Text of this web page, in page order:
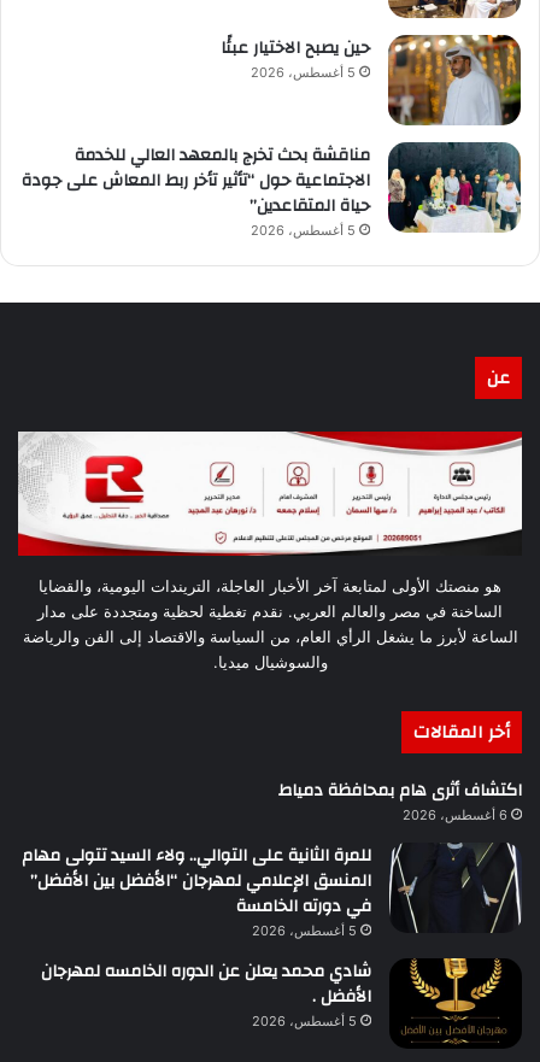
حين يصبح الاختيار عبئًا
5 أغسطس، 2026
مناقشة بحث تخرج بالمعهد العالي للخدمة
الاجتماعية حول “تأثير تأخر ربط المعاش على جودة
حياة المتقاعدين”
5 أغسطس، 2026
عن
هو منصتك الأولى لمتابعة آخر الأخبار العاجلة، التريندات اليومية، والقضايا
الساخنة في مصر والعالم العربي. نقدم تغطية لحظية ومتجددة على مدار
الساعة لأبرز ما يشغل الرأي العام، من السياسة والاقتصاد إلى الفن والرياضة
والسوشيال ميديا.
أخر المقالات
اكتشاف أثرى هام بمحافظة دمياط
6 أغسطس، 2026
للمرة الثانية على التوالي.. ولاء السيد تتولى مهام
المنسق الإعلامي لمهرجان “الأفضل بين الأفضل”
في دورته الخامسة
5 أغسطس، 2026
شادي محمد يعلن عن الدوره الخامسه لمهرجان
الأفضل .
5 أغسطس، 2026